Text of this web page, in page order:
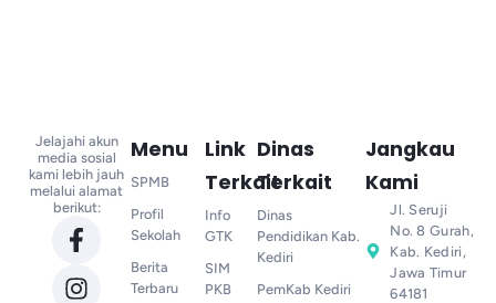
Jelajahi akun
media sosial
kami lebih jauh
melalui alamat
berikut:
Menu
SPMB
Profil
Sekolah
Berita
Terbaru
Link
Terkait
Info
GTK
SIM
PKB
Dinas
Terkait
Dinas
Pendidikan Kab.
Kediri
PemKab Kediri
Jangkau
Kami
Jl. Seruji
No. 8 Gurah,
Kab. Kediri,
Jawa Timur
64181